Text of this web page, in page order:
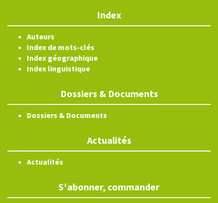
Index
Auteurs
Index de mots-clés
Index géographique
Index linguistique
Dossiers & Documents
Dossiers & Documents
Actualités
Actualités
S'abonner, commander